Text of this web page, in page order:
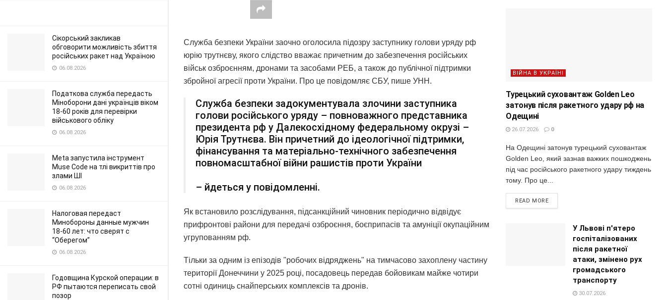
Сікорський закликав
обговорити можливість збиття
російських ракет над Україною
06.08.2026
Податкова служба передасть
Міноборони дані українців віком
18-60 років для перевірки
військового обліку
06.08.2026
Meta запустила інструмент
Muse Code на тлі викриттів про
злами ШІ
06.08.2026
Налоговая передаст
Минобороны данные мужчин
18-60 лет: что сверят с
“Оберегом”
06.08.2026
Годовщина Курской операции: в
РФ пытаются переписать свой
позор
Служба безпеки України заочно оголосила підозру заступнику голови уряду рф
юрію трутнєву, якого слідство вважає причетним до забезпечення російських
військ озброєнням, дронами та засобами РЕБ, а також до публічної підтримки
збройної агресії проти України. Про це повідомляє СБУ, пише УНН.
Служба безпеки задокументувала злочини заступника
голови російського уряду – повноважного представника
президента рф у Далекосхідному федеральному окрузі –
Юрія Трутнєва. Він причетний до ідеологічної підтримки,
фінансування та матеріально-технічного забезпечення
повномасштабної війни рашистів проти України
– йдеться у повідомленні.
Як встановило розслідування, підсанкційний чиновник періодично відвідує
прифронтові райони для передачі озброєння, боєприпасів та амуніції окупаційним
угрупованням рф.
Тільки за одним із епізодів "робочих відряджень" на тимчасово захоплену частину
території Донеччини у 2025 році, посадовець передав бойовикам майже чотири
сотні одиниць снайперських комплексів та дронів.
ВІЙНА В УКРАЇНІ
Турецький суховантаж Golden Leo
затонув після ракетного удару рф на
Одещині
26.07.2026 0
На Одещині затонув турецький суховантаж
Golden Leo, який зазнав важких пошкоджень
під час російського ракетного удару тиждень
тому. Про це...
READ MORE
У Львові п'ятеро
госпіталізованих
після ракетної
атаки, змінено рух
громадського
транспорту
30.07.2026